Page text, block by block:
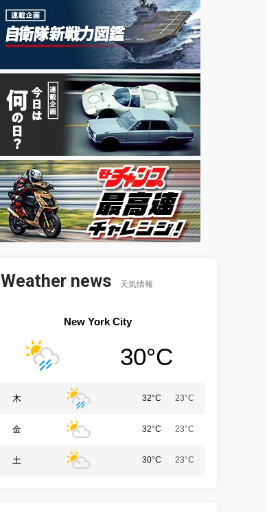
Weather news 天気情報
New York City
30°C
木 32°C 23°C
金 32°C 23°C
土 30°C 23°C